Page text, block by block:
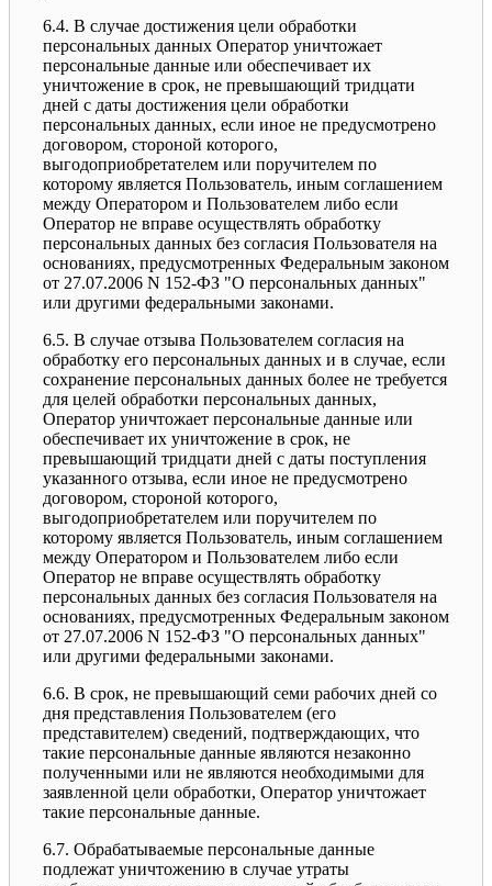
6.4. В случае достижения цели обработки
персональных данных Оператор уничтожает
персональные данные или обеспечивает их
уничтожение в срок, не превышающий тридцати
дней с даты достижения цели обработки
персональных данных, если иное не предусмотрено
договором, стороной которого,
выгодоприобретателем или поручителем по
которому является Пользователь, иным соглашением
между Оператором и Пользователем либо если
Оператор не вправе осуществлять обработку
персональных данных без согласия Пользователя на
основаниях, предусмотренных Федеральным законом
от 27.07.2006 N 152-ФЗ "О персональных данных"
или другими федеральными законами.
6.5. В случае отзыва Пользователем согласия на
обработку его персональных данных и в случае, если
сохранение персональных данных более не требуется
для целей обработки персональных данных,
Оператор уничтожает персональные данные или
обеспечивает их уничтожение в срок, не
превышающий тридцати дней с даты поступления
указанного отзыва, если иное не предусмотрено
договором, стороной которого,
выгодоприобретателем или поручителем по
которому является Пользователь, иным соглашением
между Оператором и Пользователем либо если
Оператор не вправе осуществлять обработку
персональных данных без согласия Пользователя на
основаниях, предусмотренных Федеральным законом
от 27.07.2006 N 152-ФЗ "О персональных данных"
или другими федеральными законами.
6.6. В срок, не превышающий семи рабочих дней со
дня представления Пользователем (его
представителем) сведений, подтверждающих, что
такие персональные данные являются незаконно
полученными или не являются необходимыми для
заявленной цели обработки, Оператор уничтожает
такие персональные данные.
6.7. Обрабатываемые персональные данные
подлежат уничтожению в случае утраты